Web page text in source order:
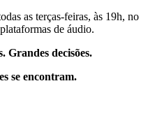
as terças-feiras, às 19h, no
de áudio.
Grandes decisões.
se encontram.